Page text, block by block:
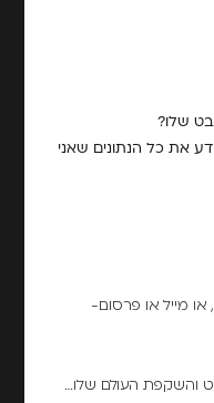
שלו?
את כל הנתונים שאני
מייל או פרסום-
והשקפת העולם שלו…